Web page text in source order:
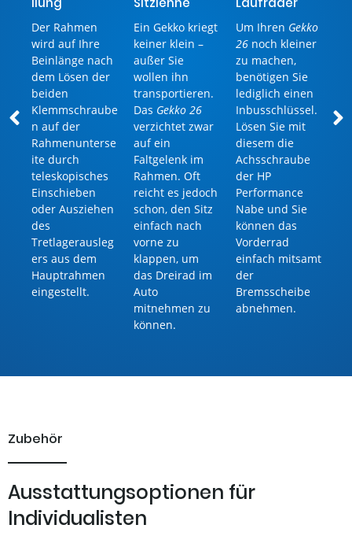
Der Rahmen
wird auf Ihre
Beinlänge nach
dem Lösen der
beiden
Klemmschraube
n auf der
Rahmenunterse
ite durch
teleskopisches
Einschieben
oder Ausziehen
des
Tretlagerausleg
ers aus dem
Hauptrahmen
eingestellt.
Ein Gekko kriegt
keiner klein –
außer Sie
wollen ihn
transportieren.
Das Gekko 26
verzichtet zwar
auf ein
Faltgelenk im
Rahmen. Oft
reicht es jedoch
schon, den Sitz
einfach nach
vorne zu
klappen, um
das Dreirad im
Auto
mitnehmen zu
können.
Um Ihren Gekko
26 noch kleiner
zu machen,
benötigen Sie
lediglich einen
Inbusschlüssel.
Lösen Sie mit
diesem die
Achsschraube
der HP
Performance
Nabe und Sie
können das
Vorderrad
einfach mitsamt
der
Bremsscheibe
abnehmen.
Zubehör
Ausstattungsoptionen für
Individualisten